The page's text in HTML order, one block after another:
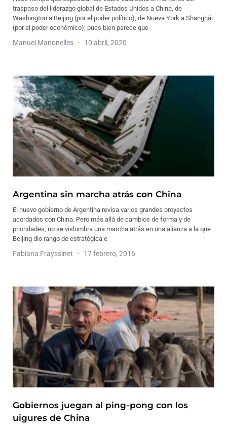
traspaso del liderazgo global de Estados Unidos a China, de
Washington a Beijing (por el poder político), de Nueva York a Shanghái
(por el poder económico); pues bien parece que
Manuel Manonelles 10 abril, 2020
Argentina sin marcha atrás con China
El nuevo gobierno de Argentina revisa varios grandes proyectos
acordados con China. Pero más allá de cambios de forma y de
prioridades, no se vislumbra una marcha atrás en una alianza a la que
Beijing dio rango de estratégica e
Fabiana Frayssinet 17 febrero, 2016
Gobiernos juegan al ping-pong con los
uigures de China